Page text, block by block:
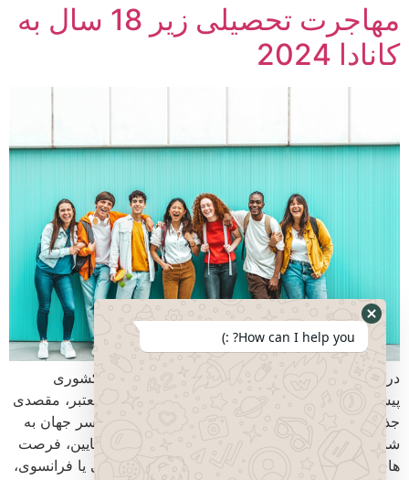
مهاجرت تحصیلی زیر 18 سال به
کانادا 2024
دروازه ای به سوی آینده ای روشن کانادا به عنوان کشوری
پیشرفته با نظام آموزشی باکیفیت و دانشگاه های معتبر، مقصدی
جذاب برای دانش آموزان و خانواده های آنها در سراسر جهان به
شمار می رود. مهاجرت تحصیلی به کانادا در سنین پایین، فرصت
های منحصر به فردی را برای یادگیری زبان انگلیسی یا فرانسوی،
How can I help you? :)